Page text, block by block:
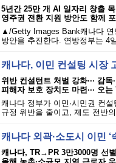
5년간 25만 개 AI 일자리 창출
영주권 전환 지원 방안도 함께
▲/Getty Images Bank캐나다 연
방안을 추진한다. 연방정부는 4
캐나다, 이민 컨설팅 시장
위반 컨설턴트 처벌 강화··· 감
피해자 보호 장치도 마련··· 오
캐나다 정부가 이민·시민권 컨
규정 위반을 줄이고, 제도 전반
캐나다 외곽·소도시 이민 ‘
캐나다, TR→PR 3만3000명 선